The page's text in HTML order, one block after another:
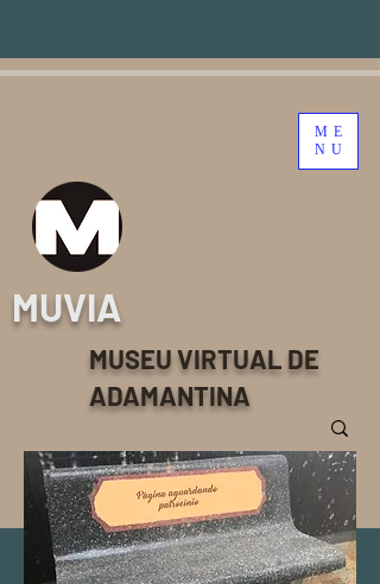
ME
NU
MUVIA
MUSEU VIRTUAL DE
ADAMANTINA